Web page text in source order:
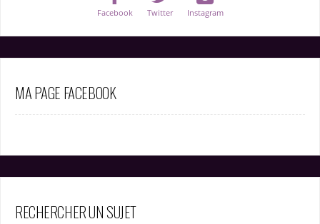
Facebook Twitter Instagram
MA PAGE FACEBOOK
RECHERCHER UN SUJET